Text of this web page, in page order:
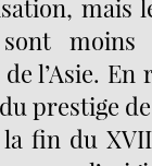
mais
moins
l’Asie. En
prestige
la fin du